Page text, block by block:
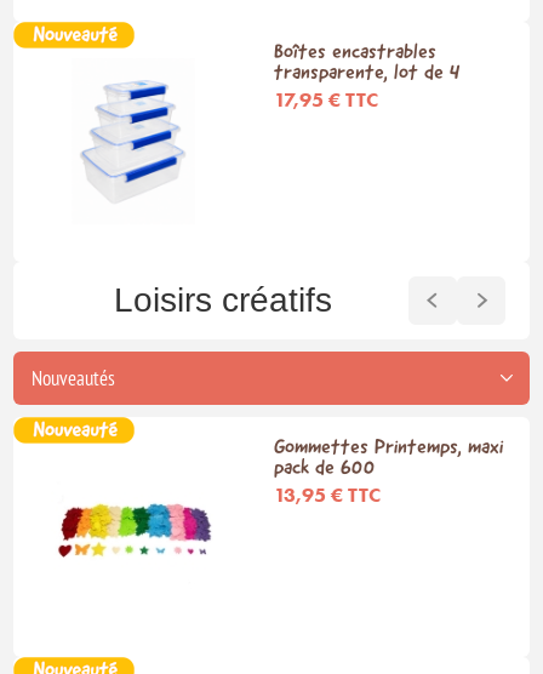
Boîtes encastrables
transparente, lot de 4
17,95 € TTC
Loisirs créatifs
Gommettes Printemps, maxi
pack de 600
13,95 € TTC